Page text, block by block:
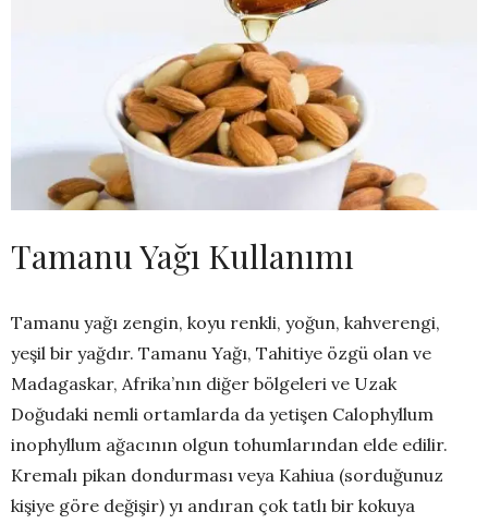
Tamanu Yağı Kullanımı
Tamanu yağı zengin, koyu renkli, yoğun, kahverengi,
yeşil bir yağdır. Tamanu Yağı, Tahitiye özgü olan ve
Madagaskar, Afrika’nın diğer bölgeleri ve Uzak
Doğudaki nemli ortamlarda da yetişen Calophyllum
inophyllum ağacının olgun tohumlarından elde edilir.
Kremalı pikan dondurması veya Kahiua (sorduğunuz
kişiye göre değişir) yı andıran çok tatlı bir kokuya